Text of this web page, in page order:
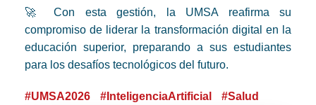
🚀 Con esta gestión, la UMSA reafirma su
compromiso de liderar la transformación digital en la
educación superior, preparando a sus estudiantes
para los desafíos tecnológicos del futuro.
#UMSA2026 #InteligenciaArtificial #Salud